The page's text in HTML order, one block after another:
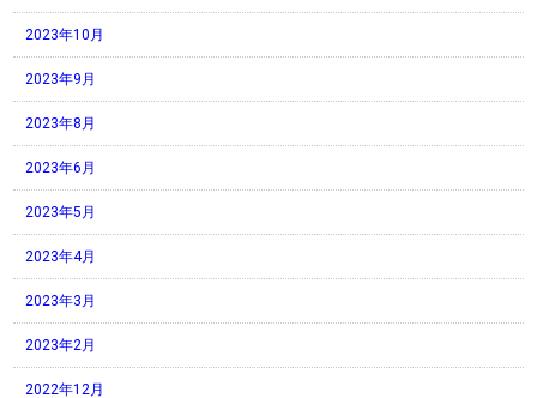
2023年10月
2023年9月
2023年8月
2023年6月
2023年5月
2023年4月
2023年3月
2023年2月
2022年12月